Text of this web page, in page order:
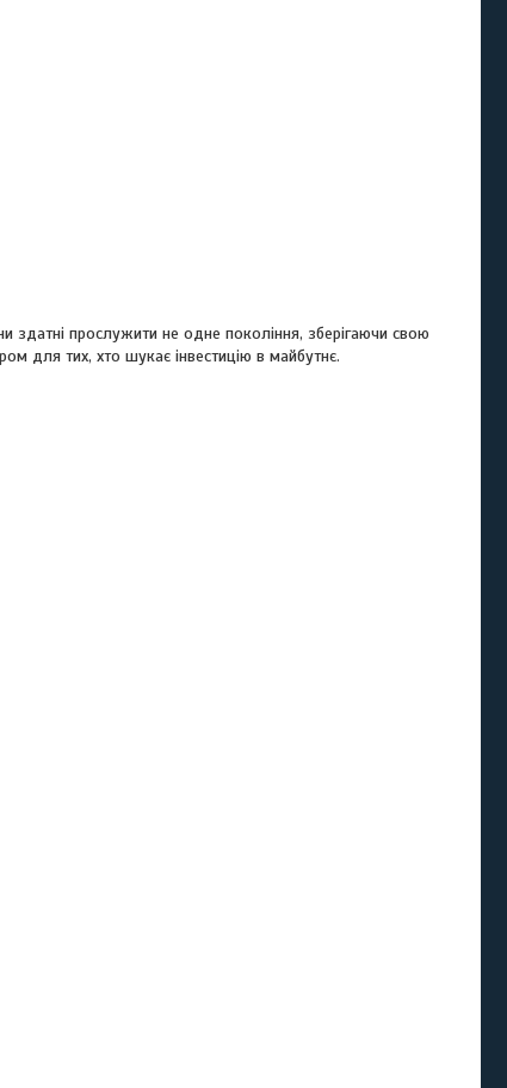
здатні прослужити не одне покоління, зберігаючи свою
для тих, хто шукає інвестицію в майбутнє.